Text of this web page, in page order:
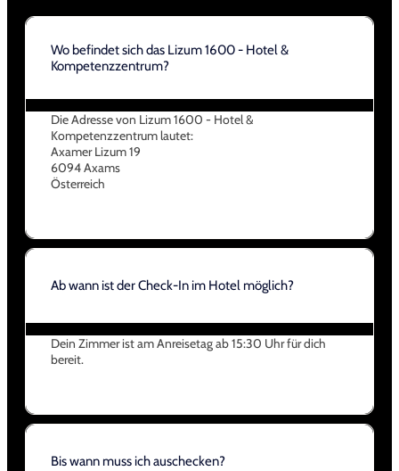
Wo befindet sich das Lizum 1600 - Hotel &
Kompetenzzentrum?
Die Adresse von Lizum 1600 - Hotel &
Kompetenzzentrum lautet:
Axamer Lizum 19
6094 Axams
Österreich
Ab wann ist der Check-In im Hotel möglich?
Dein Zimmer ist am Anreisetag ab 15:30 Uhr für dich
bereit.
Bis wann muss ich auschecken?